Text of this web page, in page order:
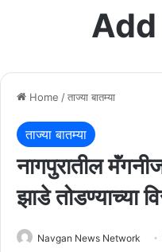
Home /ताज्या बातम्या
ताज्या बातम्या
नागपुरातील
झाडे तोडण्याच्या
Navgan News Network